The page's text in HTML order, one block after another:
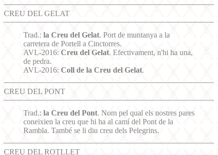
CREU DEL GELAT
Trad.:la Creu del Gelat. Port de muntanya a la
carretera de Portell a Cinctorres.
AVL-2016:Creu del Gelat. Efectivament, n'hi ha una,
de pedra.
AVL-2016:Coll de la Creu del Gelat.
CREU DEL PONT
Trad.:la Creu del Pont. Nom pel qual els nostres pares
coneixien la creu que hi ha al camí del Pont de la
Rambla. També se li diu creu dels Pelegrins.
CREU DEL ROTLLET